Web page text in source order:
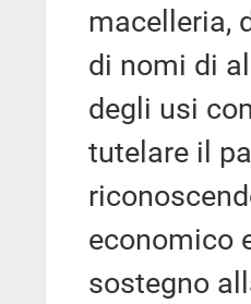
macelleria,
di nomi di
degli usi
tutelare il
economico
sostegno